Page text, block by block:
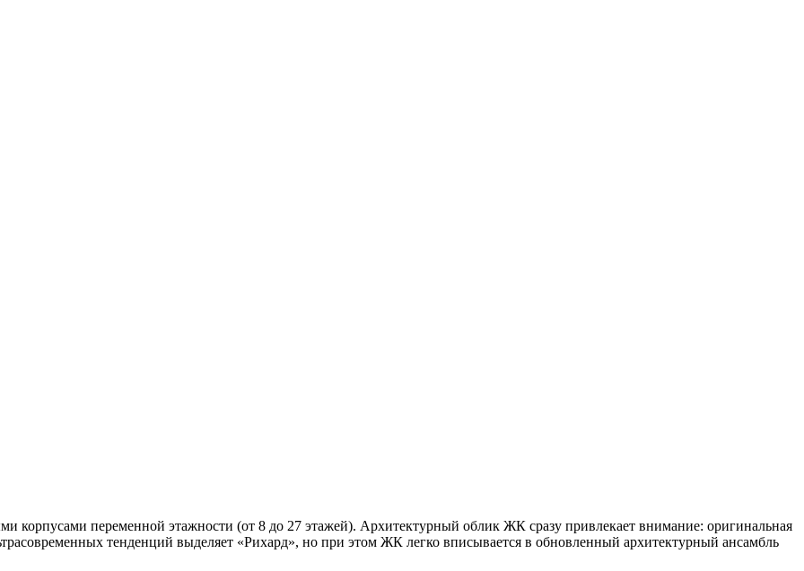
корпусами переменной этажности (от 8 до 27 этажей). Архитектурный облик ЖК сразу привлекает внимание: оригинальная
тенденций выделяет «Рихард», но при этом ЖК легко вписывается в обновленный архитектурный ансамбль